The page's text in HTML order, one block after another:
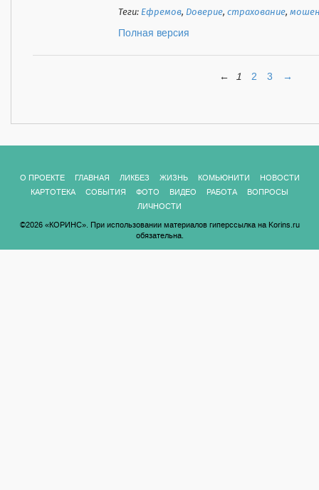
Теги:Ефремов, Доверие,страхование,
Полная версия
← 1 2 3 →
О ПРОЕКТЕ ГЛАВНАЯ ЛИКБЕЗ ЖИЗНЬ КОМЬЮНИТИ
НОВОСТИ
КАРТОТЕКА
СОБЫТИЯ ФОТО ВИДЕО РАБОТА
ВОПРОСЫ
ЛИЧНОСТИ
©2026 «КОРИНС». При использовании материалов гиперссылка на Korins.ru
обязательна.